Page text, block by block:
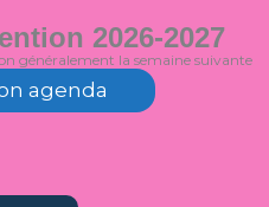
2026-2027
généralement la semaine suivante
agenda